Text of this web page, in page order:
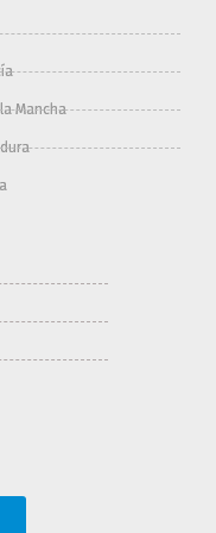
r
s
Mancha